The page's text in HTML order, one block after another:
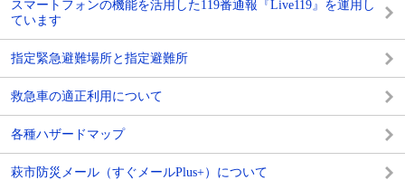
スマートフォンの機能を活用した119番通報『Live119』を運用し
ています
指定緊急避難場所と指定避難所
救急車の適正利用について
各種ハザードマップ
萩市防災メール（すぐメールPlus+）について